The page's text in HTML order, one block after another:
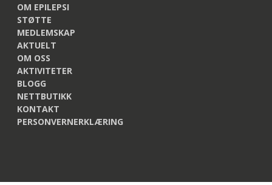
OM EPILEPSI
STØTTE
MEDLEMSKAP
AKTUELT
OM OSS
AKTIVITETER
BLOGG
NETTBUTIKK
KONTAKT
PERSONVERNERKLÆRING